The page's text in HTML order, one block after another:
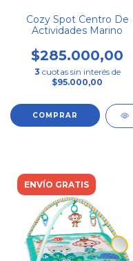
Cozy Spot Centro De
Actividades Marino
$285.000,00
3 cuotas sin interés de
$95.000,00
ENVÍO GRATIS